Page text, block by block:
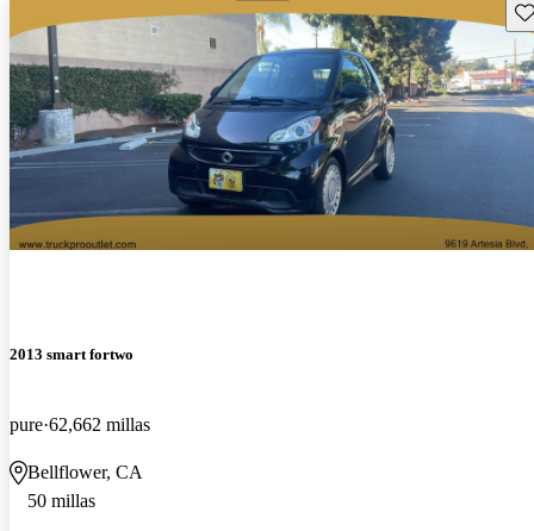
2013 smart fortwo
pure 62,662 millas
Bellflower, CA
50 millas